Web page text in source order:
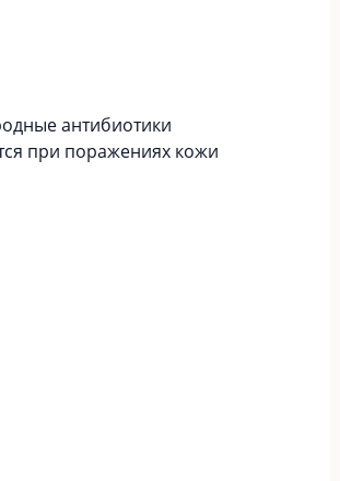
антибиотики
при поражениях кожи